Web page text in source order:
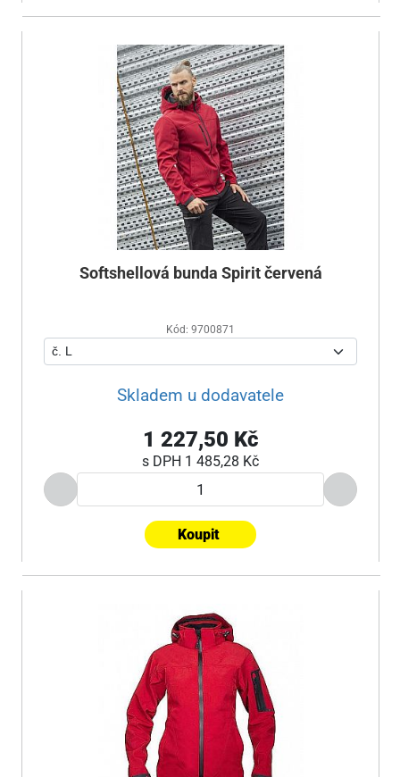
Softshellová bunda Spirit červená
Kód: 9700871
Skladem u dodavatele
1 227,50 Kč
s DPH 1 485,28 Kč
Koupit